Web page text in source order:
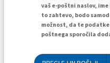
vaš e-poštni naslov,
to zahtevo, bodo
možnost, da te
poštnega sporočila